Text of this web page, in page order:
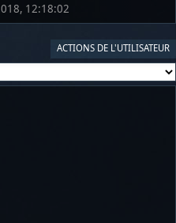
12:18:02
ACTIONS DE L'UTILISATEUR